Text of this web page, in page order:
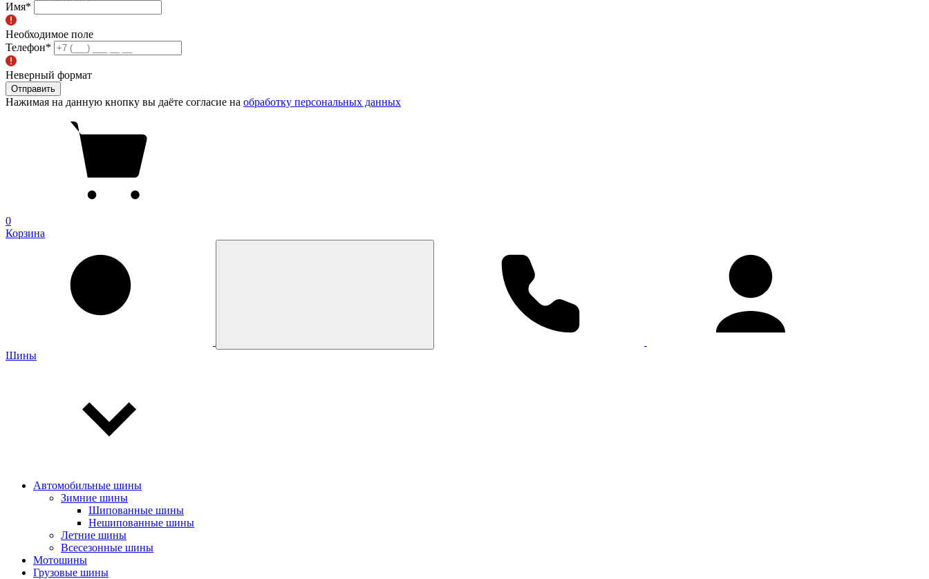
Имя*
Необходимое поле
Телефон*
Неверный формат
Отправить
Нажимая на данную кнопку вы даёте согласие на обработку персональных данных
0
Корзина
Шины
Автомобильные шины
Зимние шины
Шипованные шины
Нешипованные шины
Летние шины
Всесезонные шины
Мотошины
Грузовые шины